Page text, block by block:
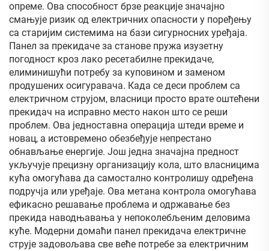
опреме. Ова способност брзе реакције значајно
смањује ризик од електричних опасности у поређењу
са старијим системима на бази сигурносних уређаја.
Панел за прекидаче за станове пружа изузетну
погодност кроз лако ресетабилне прекидаче,
елиминишући потребу за куповином и заменом
продушених осигуравача. Када се деси проблем са
електричном струјом, власници просто врате оштећени
прекидач на исправно место након што се реши
проблем. Ова једноставна операција штеди време и
новац, а истовремено обезбеђује непрестано
обнављање енергије. Још једна значајна предност
укључује прецизну организацију кола, што власницима
кућа омогућава да самостално контролишу одређена
подручја или уређаје. Ова метана контрола омогућава
ефикасно решавање проблема и одржавање без
прекида наводњавања у непоколебљеним деловима
куће. Модерни домаћи панел прекидача електричне
струје задовољава све веће потребе за електричним